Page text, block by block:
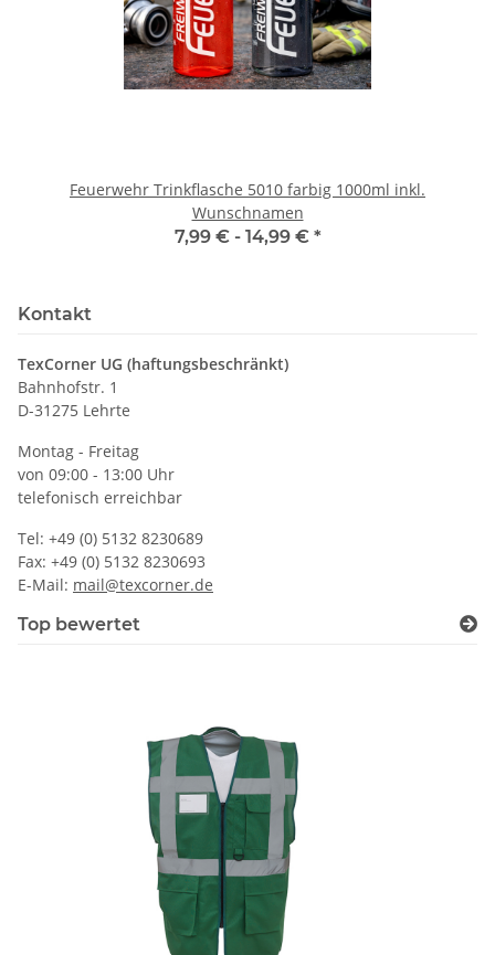
Feuerwehr Trinkflasche 5010 farbig 1000ml inkl.
Wunschnamen
7,99 € - 14,99 € *
Kontakt
TexCorner UG (haftungsbeschränkt)
Bahnhofstr. 1
D-31275 Lehrte
Montag - Freitag
von 09:00 - 13:00 Uhr
telefonisch erreichbar
Tel: +49 (0) 5132 8230689
Fax: +49 (0) 5132 8230693
E-Mail: mail@texcorner.de
Top bewertet